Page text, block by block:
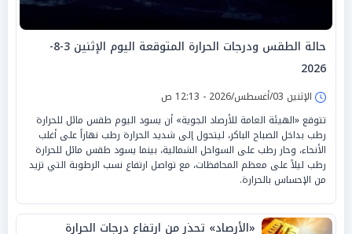
حالة الطقس ودرجات الحرارة المتوقعة اليوم الإثنين 3-8-
2026
الإثنين 03/أغسطس/2026 - 12:13 ص
تتوقع «الهيئة العامة للأرصاد الجوية» أن يسود اليوم طقس مائل للحرارة
رطب بداخل الصباح الباكر، ليتحول إلى شديد الحرارة رطب نهاراً على أغلب
الأنحاء، وحار رطب على السواحل الشمالية، بينما يسود طقس مائل للحرارة
رطب ليلاً على معظم المحافظات، مع تواصل ارتفاع نسب الرطوبة التي تزيد
من الإحساس بالحرارة.
«الأرصاد» تحذر من ارتفاع درجات الحرارة